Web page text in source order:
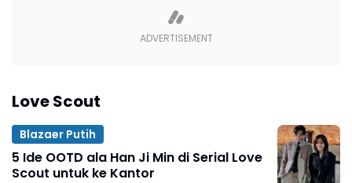
Love Scout
Blazaer Putih
5 Ide OOTD ala Han Ji Min di Serial Love
Scout untuk ke Kantor